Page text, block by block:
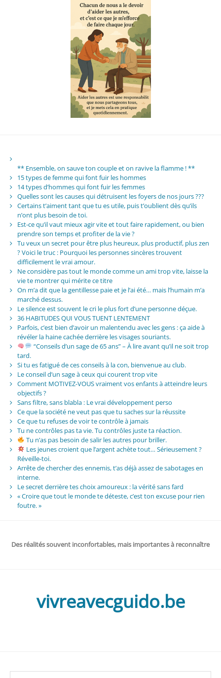
** Ensemble, on sauve ton couple et on ravive la flamme ! **
15 types de femme qui font fuir les hommes
14 types d’hommes qui font fuir les femmes
Quelles sont les causes qui détruisent les foyers de nos jours ???
Certains t’aiment tant que tu es utile, puis t’oublient dès qu’ils
n’ont plus besoin de toi.
Est-ce qu’il vaut mieux agir vite et tout faire rapidement, ou bien
prendre son temps et profiter de la vie ?
Tu veux un secret pour être plus heureux, plus productif, plus zen
? Voici le truc : Pourquoi les personnes sincères trouvent
difficilement le vrai amour.
Ne considère pas tout le monde comme un ami trop vite, laisse la
vie te montrer qui mérite ce titre
On m’a dit que la gentillesse paie et je l’ai été… mais l’humain m’a
marché dessus.
Le silence est souvent le cri le plus fort d’une personne déçue.
36 HABITUDES QUI VOUS TUENT LENTEMENT
Parfois, c’est bien d’avoir un malentendu avec les gens : ça aide à
révéler la haine cachée derrière les visages souriants.
“Conseils d’un sage de 65 ans” – À lire avant qu’il ne soit trop
tard.
Si tu es fatigué de ces conseils à la con, bienvenue au club.
Le conseil d’un sage à ceux qui courent trop vite
Comment MOTIVEZ-VOUS vraiment vos enfants à atteindre leurs
objectifs ?
Sans filtre, sans blabla : Le vrai développement perso
Ce que la société ne veut pas que tu saches sur la réussite
Ce que tu refuses de voir te contrôle à jamais
Tu ne contrôles pas ta vie. Tu contrôles juste ta réaction.
Tu n’as pas besoin de salir les autres pour briller.
Les jeunes croient que l’argent achète tout… Sérieusement ?
Réveille-toi.
Arrête de chercher des ennemis, t’as déjà assez de sabotages en
interne.
Le secret derrière tes choix amoureux : la vérité sans fard
« Croire que tout le monde te déteste, c’est ton excuse pour rien
foutre. »
Des réalités souvent inconfortables, mais importantes à reconnaître
vivreavecguido.be